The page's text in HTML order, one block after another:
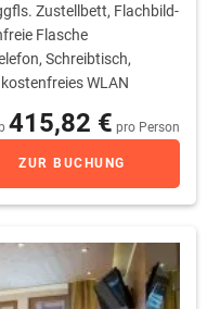
Zustellbett, Flachbild-
Flasche
Schreibtisch,
WLAN
415,82 € pro Person
ZUR BUCHUNG